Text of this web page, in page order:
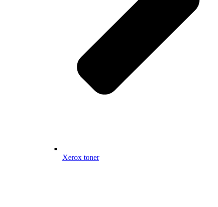
Xerox toner